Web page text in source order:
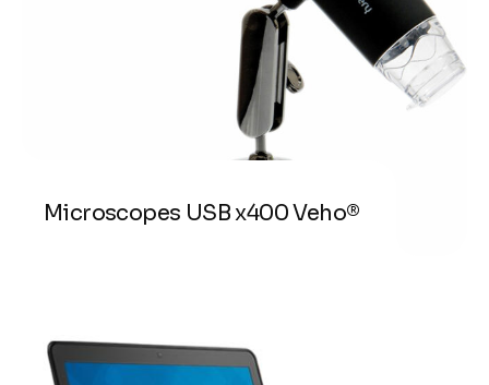
Microscopes USB x400 Veho®